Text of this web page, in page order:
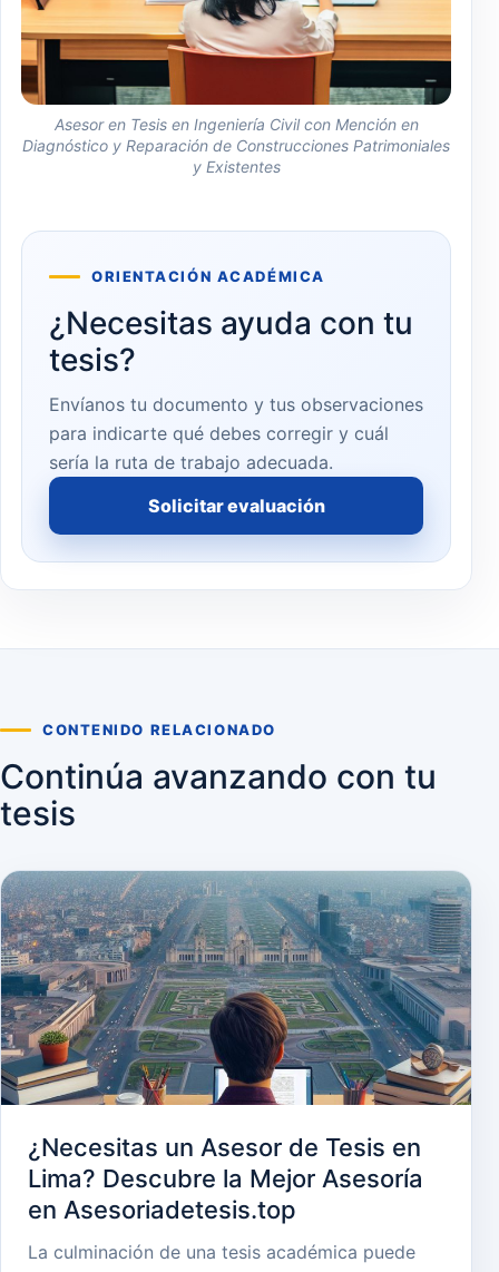
Asesor en Tesis en Ingeniería Civil con Mención en
Diagnóstico y Reparación de Construcciones Patrimoniales
y Existentes
ORIENTACIÓN ACADÉMICA
¿Necesitas ayuda con tu
tesis?
Envíanos tu documento y tus observaciones
para indicarte qué debes corregir y cuál
sería la ruta de trabajo adecuada.
Solicitar evaluación
CONTENIDO RELACIONADO
Continúa avanzando con tu
tesis
¿Necesitas un Asesor de Tesis en
Lima? Descubre la Mejor Asesoría
en Asesoriadetesis.top
La culminación de una tesis académica puede